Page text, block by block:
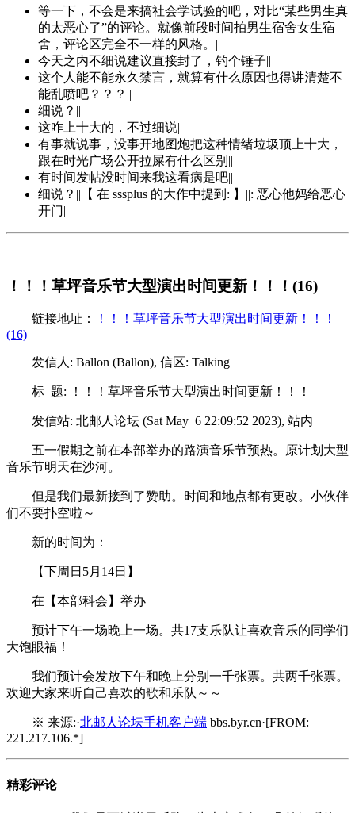
等一下，不会是来搞社会学试验的吧，对比“某些男生真
的太恶心了”的评论。就像前段时间拍男生宿舍女生宿
舍，评论区完全不一样的风格。||
今天之内不细说建议直接封了，钓个锤子||
这个人能不能永久禁言，就算有什么原因也得讲清楚不
能乱喷吧？？？||
细说？||
这咋上十大的，不过细说||
有事就说事，没事开地图炮把这种情绪垃圾顶上十大，
跟在时光广场公开拉屎有什么区别||
有时间发帖没时间来我这看病是吧||
细说？||【 在 sssplus 的大作中提到: 】||: 恶心他妈给恶心
开门||
！！！草坪音乐节大型演出时间更新！！！(16)
链接地址：
！！！草坪音乐节大型演出时间更新！！！
(16)
发信人: Ballon (Ballon), 信区: Talking
标 题: ！！！草坪音乐节大型演出时间更新！！！
发信站: 北邮人论坛 (Sat May 6 22:09:52 2023), 站内
五一假期之前在本部举办的路演音乐节预热。原计划大型
音乐节明天在沙河。
但是我们最新接到了赞助。时间和地点都有更改。小伙伴
们不要扑空啦～
新的时间为：
【下周日5月14日】
在【本部科会】举办
预计下午一场晚上一场。共17支乐队让喜欢音乐的同学们
大饱眼福！
我们预计会发放下午和晚上分别一千张票。共两千张票。
欢迎大家来听自己喜欢的歌和乐队～～
※ 来源:·北邮人论坛手机客户端 bbs.byr.cn·[FROM:
221.217.106.*]
精彩评论